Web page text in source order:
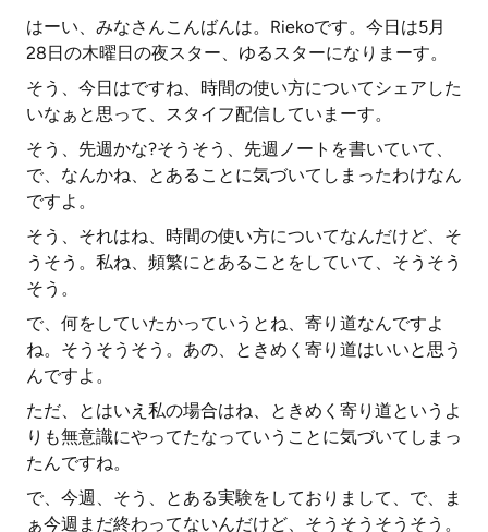
はーい、みなさんこんばんは。Riekoです。今日は5月
28日の木曜日の夜スター、ゆるスターになりまーす。
そう、今日はですね、時間の使い方についてシェアした
いなぁと思って、スタイフ配信していまーす。
そう、先週かな?そうそう、先週ノートを書いていて、
で、なんかね、とあることに気づいてしまったわけなん
ですよ。
そう、それはね、時間の使い方についてなんだけど、そ
うそう。私ね、頻繁にとあることをしていて、そうそう
そう。
で、何をしていたかっていうとね、寄り道なんですよ
ね。そうそうそう。あの、ときめく寄り道はいいと思う
んですよ。
ただ、とはいえ私の場合はね、ときめく寄り道というよ
りも無意識にやってたなっていうことに気づいてしまっ
たんですね。
で、今週、そう、とある実験をしておりまして、で、ま
ぁ今週まだ終わってないんだけど、そうそうそうそう。